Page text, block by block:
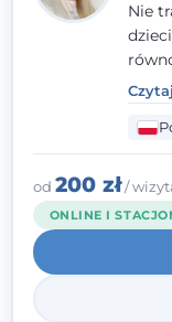
Nie
i
ale
od 200 zł/
ONLINE I